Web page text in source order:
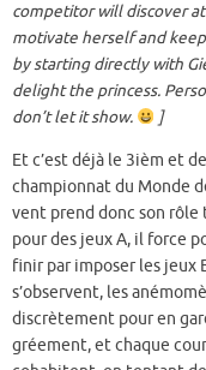
competitor will discover
motivate herself and
by starting directly with
delight the princess.
don’t let it show.
]
Et c’est déjà le 3ièm et
championnat du Monde
vent prend donc son rôle
pour des jeux A, il force
finir par imposer les jeux
s’observent, les
discrètement pour en
gréement, et chaque